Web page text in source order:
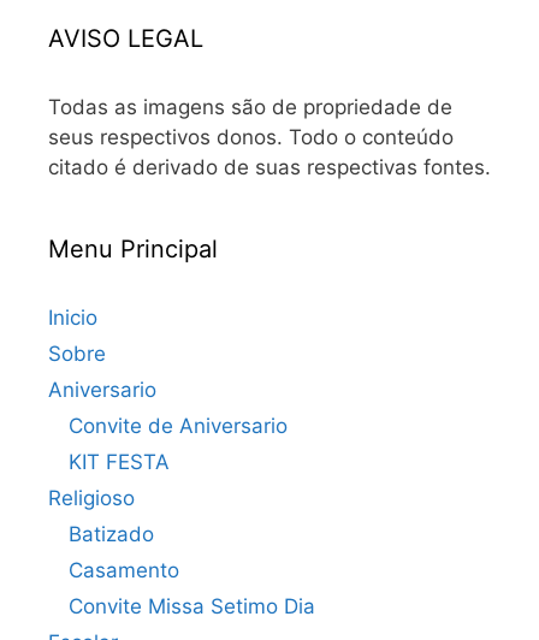
AVISO LEGAL
Todas as imagens são de propriedade de
seus respectivos donos. Todo o conteúdo
citado é derivado de suas respectivas fontes.
Menu Principal
Inicio
Sobre
Aniversario
Convite de Aniversario
KIT FESTA
Religioso
Batizado
Casamento
Convite Missa Setimo Dia